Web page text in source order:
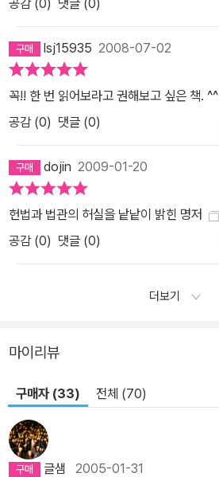
lsj15935 2008-07-02
꼭!! 한 번 읽어보라고 권해보고 싶은 책. ^^
공감 (0) 댓글 (0)
dojin 2009-01-20
헌법과 법관의 허실을 낱낱이 밝힌 명저
공감 (0) 댓글 (0)
더보기
마이리뷰
구매자 (33) 전체 (70)
글샘 2005-01-31